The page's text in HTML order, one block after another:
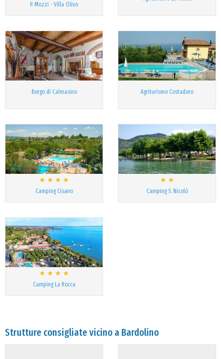
P. Mozzi - Villa Olivo
Borgo di Calmasino Agriturismo Costadoro
Camping Cisano Camping S. Nicolò
Camping La Rocca
Strutture consigliate vicino a Bardolino